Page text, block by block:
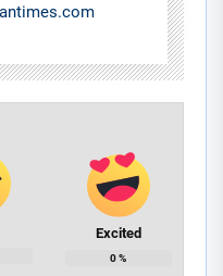
Excited
0%